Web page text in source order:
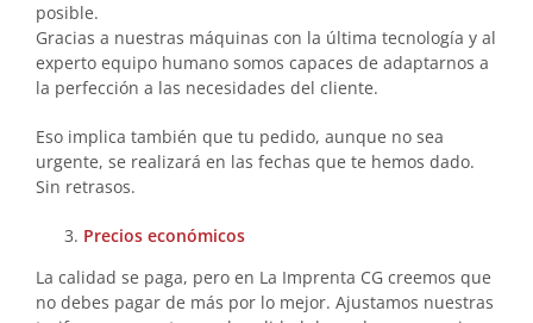
posible.
Gracias a nuestras máquinas con la última tecnología y al
experto equipo humano somos capaces de adaptarnos a
la perfección a las necesidades del cliente.
Eso implica también que tu pedido, aunque no sea
urgente, se realizará en las fechas que te hemos dado.
Sin retrasos.
Precios económicos
La calidad se paga, pero en La Imprenta CG creemos que
no debes pagar de más por lo mejor. Ajustamos nuestras